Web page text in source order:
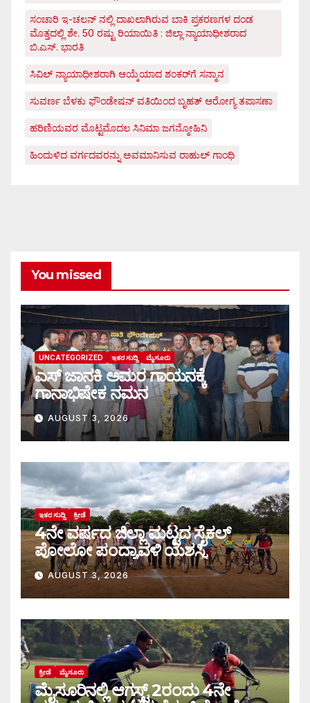
ಸಂಚಾರಿ ಇ-ಚಲನ್ ನಲ್ಲಿ ದಾಖಲಾಗಿರುವ ಬಾಕಿ ಪ್ರಕರಣಗಳ ದಂಡ
ಮೊತ್ತದಲ್ಲಿ ಶೇ. 50 ರಷ್ಟು ರಿಯಾಯಿತಿ : ಜಿಲ್ಲಾ ನ್ಯಾಯಾಧೀಶರಾದ
ಬಿ.ಎಸ್. ಭಾರತಿ
ಸಿವಿಲ್ ನ್ಯಾಯಾಧೀಶರಾಗಿ ಆಯ್ಕೆಯಾದ ಶಂಕರ್‌ಗೆ ಸನ್ಮಾನ
ಸುವರ್ಣ ಬೆಳಕು ಫೌಂಡೇಷನ್ ವತಿಯಿಂದ ಬೃಹತ್ ಆರೋಗ್ಯ ತಪಾಸಣಾ
ಹರಿಣಿಯವರ ಮೊಟ್ಟಮೊದಲ ಸಿನಿಮಾ ಜಗನ್ಮೋಹಿನಿ
ಹಿಂದುಳಿದ ವರ್ಗದವರನ್ನು ಅವಮಾನಿಸುವ ರಾಹುಲ್ ಗಾಂಧಿ
You missed
UNCATEGORIZED ಇತರ ಸುದ್ದಿ ಮೈಸೂರು
ಎಸ್ ಜಾನಕಿ ಅಮರ ಗಾಯನಕ್ಕೆ
ಗಾನಾಭಿಷೇಕ ನಮನ
AUGUST 3, 2026
ಇತರ ಸುದ್ದಿ ಕ್ರೀಡೆ
4ನೇ ವರ್ಷದ ಜಿಲ್ಲಾ ಮಟ್ಟದ ಸೈಕಲ್
ಪೋಲೋ ಪಂದ್ಯಾವಳಿ ಯಶಸ್ವಿ
AUGUST 3, 2026
ಕ್ರೀಡೆ ಮೈಸೂರು
ಮೈಸೂರಿನಲ್ಲಿ ಆಗಸ್ಟ್‌ 2ರಂದು 4ನೇ